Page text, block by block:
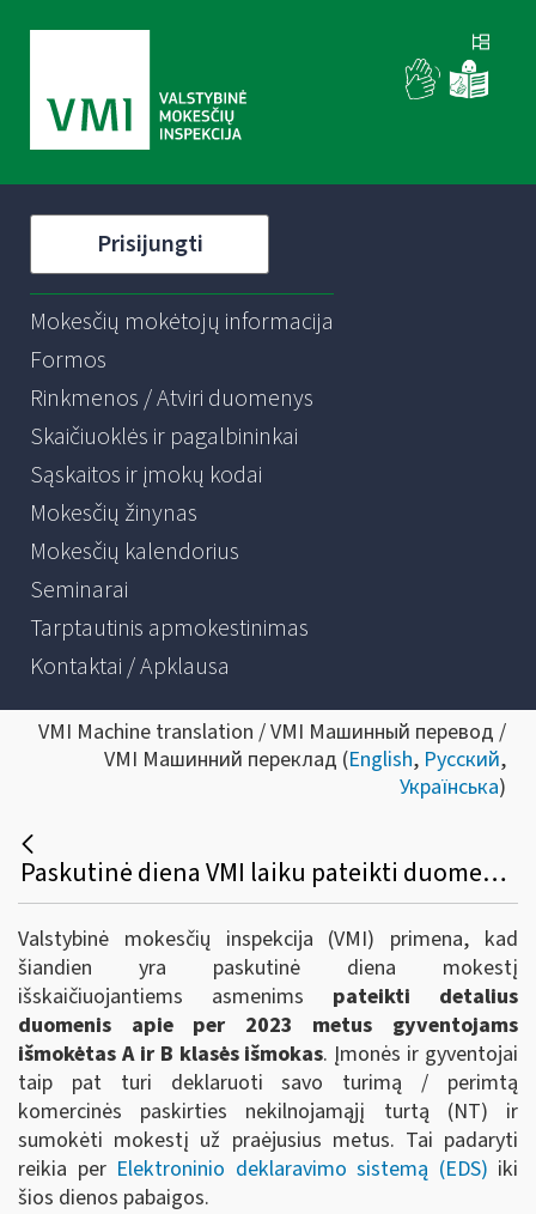
Prisijungti
Mokesčių mokėtojų informacija
Formos
Rinkmenos / Atviri duomenys
Skaičiuoklės ir pagalbininkai
Sąskaitos ir įmokų kodai
Mokesčių žinynas
Mokesčių kalendorius
Seminarai
Tarptautinis apmokestinimas
Kontaktai / Apklausa
VMI Machine translation / VMI Машинный перевод /
VMI Машинний переклад (English, Русский,
Українська)
Paskutinė diena VMI laiku pateikti duomenis apie gyventojams išmokėtas išmokas bei sumokėti nekilnojamojo turto mokestį
Valstybinė mokesčių inspekcija (VMI) primena, kad
šiandien yra paskutinė diena mokestį
išskaičiuojantiems asmenims pateikti detalius
duomenis apie per 2023 metus gyventojams
išmokėtas A ir B klasės išmokas. Įmonės ir gyventojai
taip pat turi deklaruoti savo turimą / perimtą
komercinės paskirties nekilnojamąjį turtą (NT) ir
sumokėti mokestį už praėjusius metus. Tai padaryti
reikia per Elektroninio deklaravimo sistemą (EDS) iki
šios dienos pabaigos.